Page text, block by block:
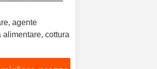
agente
cottura